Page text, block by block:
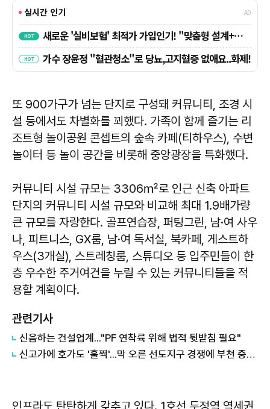
또 900가구가 넘는 단지로 구성돼 커뮤니티, 조경 시
설 등에서도 차별화를 꾀했다. 가족이 함께 즐기는 리
조트형 놀이공원 콘셉트의 숲속 카페(티하우스), 수변
놀이터 등 놀이 공간을 비롯해 중앙광장을 특화했다.
커뮤니티 시설 규모는 3306㎡로 인근 신축 아파트
단지의 커뮤니티 시설 규모와 비교해 최대 1.9배가량
큰 규모를 자랑한다. 골프연습장, 퍼팅그린, 남·여 사우
나, 피트니스, GX룸, 남·여 독서실, 북카페, 게스트하
우스(3개실), 스트레칭룸, 스튜디오 등 입주민들이 한
층 우수한 주거여건을 누릴 수 있는 커뮤니티들을 적
용할 계획이다.
관련기사
신음하는 건설업계..."PF 연착륙 위해 법적 뒷받침 필요"
신고가에 호가도 '훌쩍'...막 오른 선도지구 경쟁에 부천 중동도 '들썩'
인프라도 탄탄하게 갖추고 있다. 1호선 두정역 역세권